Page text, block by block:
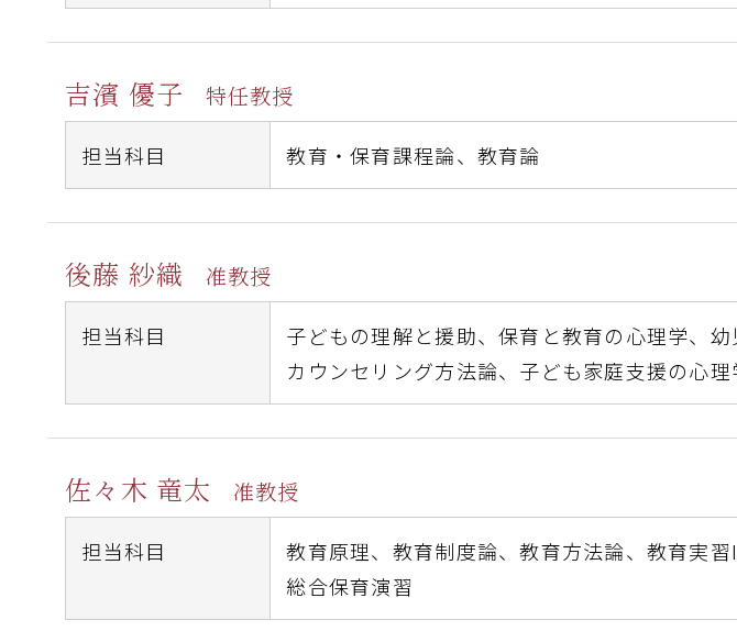
吉濱 優子 特任教授
担当科目 教育・保育課程論、 教育論
後藤 紗織 准教授
担当科目 子どもの理解と援助、保育と教育の心理学、 幼
カウンセリング方法論、 子ども家庭支援の心
佐々木 竜太 准教授
担当科目 教育原理、 教育制度論、教育方法論、 教育実
総合保育演習